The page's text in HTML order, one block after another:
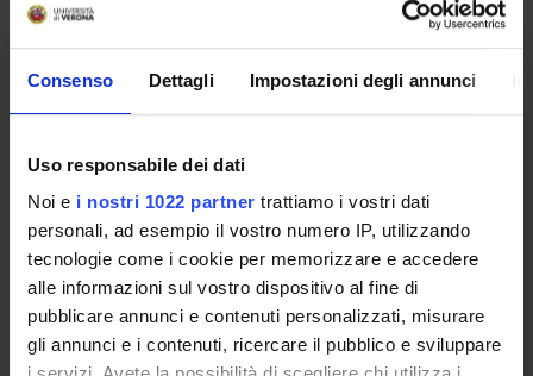
Consenso Dettagli Impostazioni degli annunci
Uso responsabile dei dati
Noi e i nostri 1022 partner trattiamo i vostri dati
personali, ad esempio il vostro numero IP, utilizzando
tecnologie come i cookie per memorizzare e accedere
alle informazioni sul vostro dispositivo al fine di
pubblicare annunci e contenuti personalizzati, misurare
gli annunci e i contenuti, ricercare il pubblico e sviluppare
relazioni tra caratteristiche del tumore, a cominciare dalla
sede, e tipo di alterazioni in prospettiva di poter utilizzare
gli stessi test, riadattati alla situazione, nel mappaggio
intraoperatorio con paziente sveglio.
PROJECT PARTICIPANTS
Barbara Santini
Andrea Talacchi
SECTIONS